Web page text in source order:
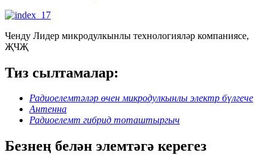
Ченду Лидер микродулкынлы технологияләр компаниясе,
ҖЧҖ
Тиз сылтамалар:
Радиоелемтәләр өчен микродулкынлы электр бүлгече
Антенна
Радиоелемт гибрид тоташтыргыч
Безнең белән элемтәгә керегез